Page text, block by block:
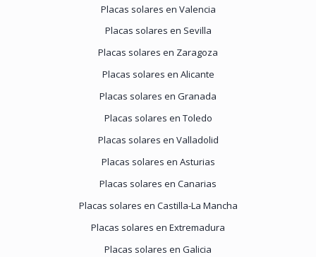
Placas solares en Valencia
Placas solares en Sevilla
Placas solares en Zaragoza
Placas solares en Alicante
Placas solares en Granada
Placas solares en Toledo
Placas solares en Valladolid
Placas solares en Asturias
Placas solares en Canarias
Placas solares en Castilla-La Mancha
Placas solares en Extremadura
Placas solares en Galicia